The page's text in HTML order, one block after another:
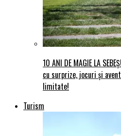
10 ANI DE MAGIE LA
cu surprize, jocuri și
limitate!
Turism